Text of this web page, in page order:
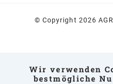
© Copyright 2026
Wir verwenden
bestmögliche